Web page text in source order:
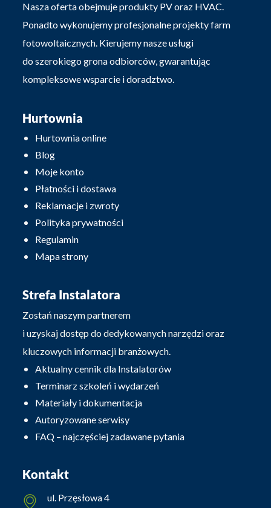
Nasza oferta obejmuje produkty PV oraz HVAC.
Ponadto wykonujemy profesjonalne projekty farm
fotowoltaicznych. Kierujemy nasze usługi
do szerokiego grona odbiorców, gwarantując
kompleksowe wsparcie i doradztwo.
Hurtownia
Hurtownia online
Blog
Moje konto
Płatności i dostawa
Reklamacje i zwroty
Polityka prywatności
Regulamin
Mapa strony
Strefa Instalatora
Zostań naszym partnerem
i uzyskaj dostęp do dedykowanych narzędzi oraz
kluczowych informacji branżowych.
Aktualny cennik dla Instalatorów
Terminarz szkoleń i wydarzeń
Materiały i dokumentacja
Autoryzowane serwisy
FAQ – najczęściej zadawane pytania
Kontakt
ul. Przęsłowa 4